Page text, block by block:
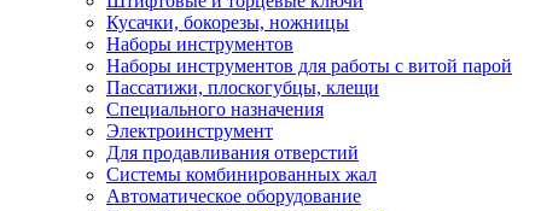
Кусачки, бокорезы, ножницы
Наборы инструментов
Наборы инструментов для работы с витой парой
Пассатижи, плоскогубцы, клещи
Специального назначения
Электроинструмент
Для продавливания отверстий
Системы комбинированных жал
Автоматическое оборудование